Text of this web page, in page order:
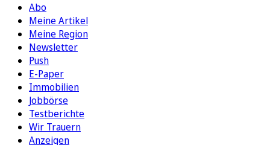
Abo
Meine Artikel
Meine Region
Newsletter
Push
E-Paper
Immobilien
Jobbörse
Testberichte
Wir Trauern
Anzeigen